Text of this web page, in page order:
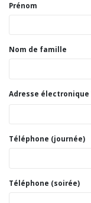
Prénom
Nom de famille
Adresse électronique
Téléphone (journée)
Téléphone (soirée)